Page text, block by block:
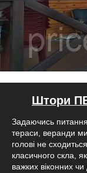
Штори
Задаючись
тераси, веранди
голові не сходиться
класичного скла,
важких віконних